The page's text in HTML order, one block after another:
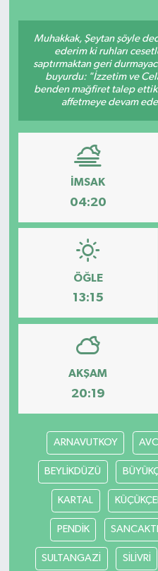
Muhakkak, Şeytan şöyle
ederim ki ruhları
saptırmaktan geri
buyurdu: "İzzetim ve
benden mağfiret talep
affetmeye devam
İMSAK
04:20
ÖĞLE
13:15
AKŞAM
20:19
ARNAVUTKOY
BEYLİKDÜZÜ
KARTAL
PENDİK
SULTANGAZİ SİLİVRİ
Eleman
Emlak
Gündem
Gurme
Haber
İlçe Haberleri
Keşfet
Magazin
Seri İlan
Siyaset
Sokak Hayvanlarını
Sonsöz Özel